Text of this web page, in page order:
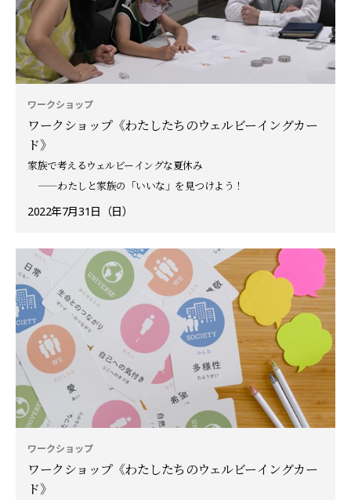
ワークショップ
ワークショップ《わたしたちのウェルビーイングカー
ド》
家族で考えるウェルビーイングな夏休み
——わたしと家族の「いいな」を見つけよう！
2022年7月31日（日）
ワークショップ
ワークショップ《わたしたちのウェルビーイングカー
ド》